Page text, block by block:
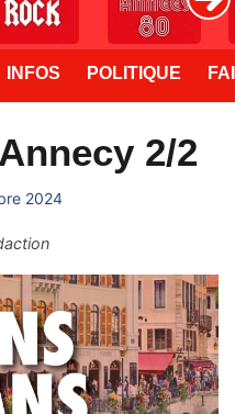
INFOS POLITIQUE
2/2
2024